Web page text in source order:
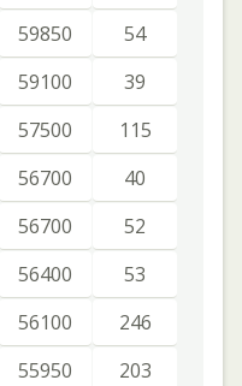
59850
54
59100
39
57500
115
56700
40
56700
52
56400
53
56100
246
55950 203